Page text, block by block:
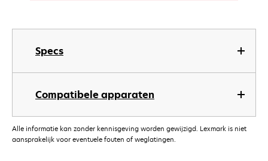
Specs
Compatibele apparaten
Alle informatie kan zonder kennisgeving worden gewijzigd. Lexmark is niet
aansprakelijk voor eventuele fouten of weglatingen.